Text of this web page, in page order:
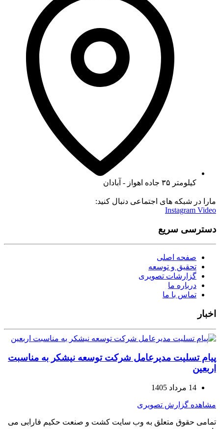
کیلومتر ۳۵ جاده اهواز - آبادان
مارا در شبکه های اجتماعی دنبال کنید:
Instagram Video
دسترسی سریع
صفحه اصلی
تحقیق و توسعه
گزارشات تصویری
درباره ما
تماس با ما
اخبار
پیام تسلیت مدیرعامل شرکت توسعه نیشکر به مناسبت
اربعین
14 مرداد 1405
مشاهده گزارش تصویری
تمامی حقوق متعلق به وب سایت کشت و صنعت حکیم فارابی می